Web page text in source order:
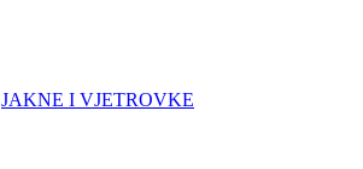
JAKNE I VJETROVKE